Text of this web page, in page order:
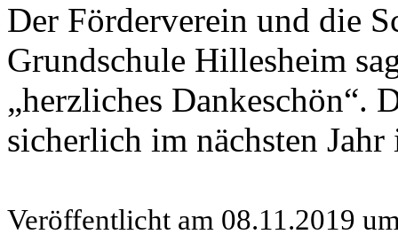
Der Förderverein und die
Grundschule Hillesheim
„herzliches Dankeschön“.
sicherlich im nächsten
Veröffentlicht am 08.11.2019